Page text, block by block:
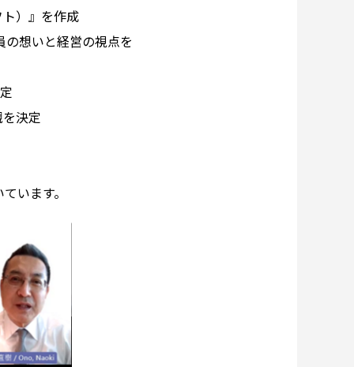
）』を作成
の想いと経営の視点を
決定
います。